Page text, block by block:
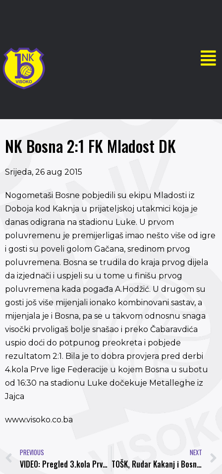
NK Bosna 2:1 FK Mladost DK
Srijeda, 26 aug 2015
Nogometaši Bosne pobjedili su ekipu Mladosti iz
Doboja kod Kaknja u prijateljskoj utakmici koja je
danas odigrana na stadionu Luke. U prvom
poluvremenu je premijerligaš imao nešto više od igre
i gosti su poveli golom Gačana, sredinom prvog
poluvremena. Bosna se trudila do kraja prvog dijela
da izjednači i uspjeli su u tome u finišu prvog
poluvremena kada pogađa A.Hodžić. U drugom su
gosti još više mijenjali ionako kombinovani sastav, a
mijenjala je i Bosna, pa se u takvom odnosnu snaga
visočki prvoligaš bolje snašao i preko Čabaravdića
uspio doći do potpunog preokreta i pobjede
rezultatom 2:1. Bila je to dobra provjera pred derbi
4.kola Prve lige Federacije u kojem Bosna u subotu
od 16:30 na stadionu Luke dočekuje Metalleghe iz
Jajca
www.visoko.co.ba
PREVIOUS
VIDEO: Pregled 3.kola Prve lige FBIH
NEXT
TOŠK, Rudar Kakanj i Bosna Visoko u završnici Kup-a FBiH